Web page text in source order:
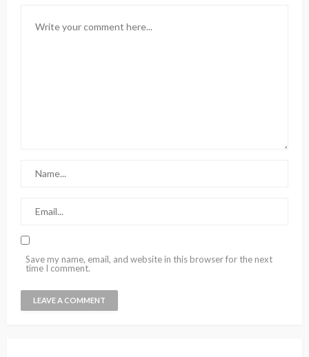
Save my name, email, and website in this browser for the next
time I comment.